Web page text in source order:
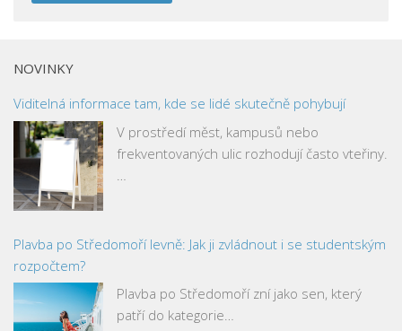
NOVINKY
Viditelná informace tam, kde se lidé skutečně pohybují
V prostředí měst, kampusů nebo
frekventovaných ulic rozhodují často vteřiny.
Plavba po Středomoří levně: Jak ji zvládnout i se studentským
rozpočtem?
Plavba po Středomoří zní jako sen, který
patří do kategorie…